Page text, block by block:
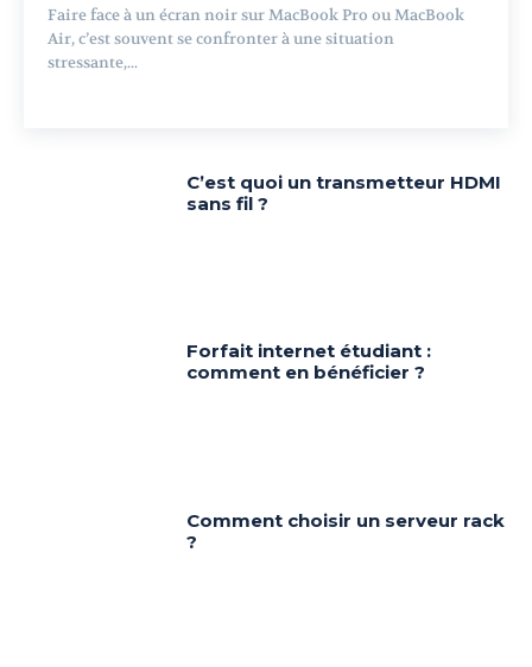
Faire face à un écran noir sur MacBook Pro ou MacBook
Air, c’est souvent se confronter à une situation
stressante,...
C’est quoi un transmetteur HDMI
sans fil ?
Forfait internet étudiant :
comment en bénéficier ?
Comment choisir un serveur rack
?